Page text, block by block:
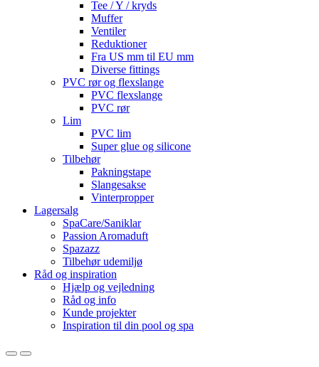
Tee / Y / kryds
Muffer
Ventiler
Reduktioner
Fra US mm til EU mm
Diverse fittings
PVC rør og flexslange
PVC flexslange
PVC rør
Lim
PVC lim
Super glue og silicone
Tilbehør
Pakningstape
Slangesakse
Vinterpropper
Lagersalg
SpaCare/Saniklar
Passion Aromaduft
Spazazz
Tilbehør udemiljø
Råd og inspiration
Hjælp og vejledning
Råd og info
Kunde projekter
Inspiration til din pool og spa
OpenClose